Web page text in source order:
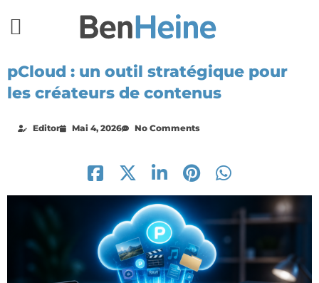
pCloud : un outil stratégique pour
les créateurs de contenus
Editor Mai 4, 2026 No Comments